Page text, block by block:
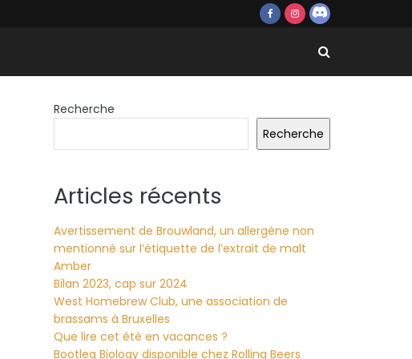
Recherche
Recherche
Articles récents
Avertissement de Brouwland, un allergène non
mentionné sur l’étiquette de l’extrait de malt
Amber
Bilan 2023, cap sur 2024
West Homebrew Club, une association de
brassams à Bruxelles
Que lire cet été en vacances ?
Bootleg Biology disponible chez Rolling Beers